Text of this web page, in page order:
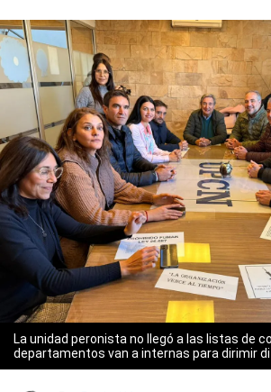
La unidad peronista no llegó a las listas de
departamentos van a internas para dirimir